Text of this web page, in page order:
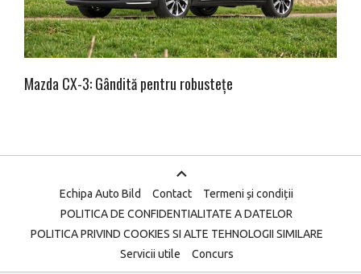
Mazda CX-3: Gândită pentru robustețe
Echipa Auto Bild Contact
Termeni și condiții
POLITICA DE CONFIDENTIALITATE A DATELOR
POLITICA PRIVIND COOKIES SI ALTE TEHNOLOGII SIMILARE
Servicii utile
Concurs